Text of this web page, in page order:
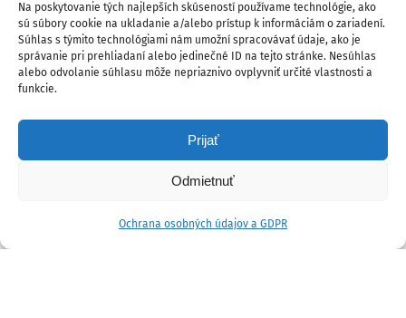
Na poskytovanie tých najlepších skúseností používame technológie, ako
sú súbory cookie na ukladanie a/alebo prístup k informáciám o zariadení.
Súhlas s týmito technológiami nám umožní spracovávať údaje, ako je
správanie pri prehliadaní alebo jedinečné ID na tejto stránke. Nesúhlas
alebo odvolanie súhlasu môže nepriaznivo ovplyvniť určité vlastnosti a
funkcie.
Prijať
Odmietnuť
Ochrana osobných údajov a GDPR